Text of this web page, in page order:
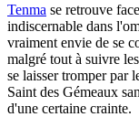
Tenma se retrouve
indiscernable dans
vraiment envie de se
malgré tout à suivre
se laisser tromper par
Saint des Gémeaux
d'une certaine crainte.